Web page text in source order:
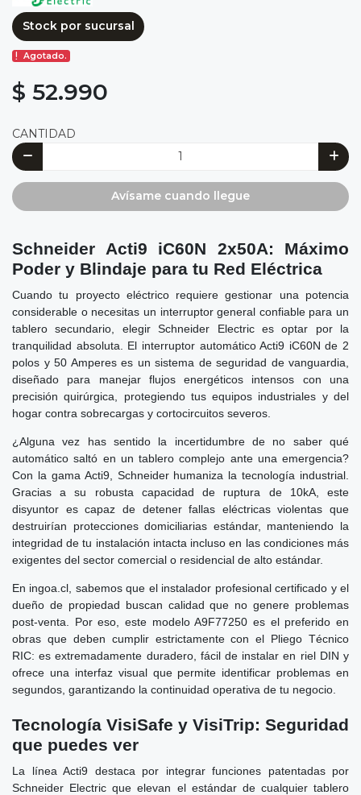
Stock por sucursal
Agotado.
$ 52.990
CANTIDAD
Avísame cuando llegue
Schneider Acti9 iC60N 2x50A: Máximo
Poder y Blindaje para tu Red Eléctrica
Cuando tu proyecto eléctrico requiere gestionar una potencia
considerable o necesitas un interruptor general confiable para un
tablero secundario, elegir Schneider Electric es optar por la
tranquilidad absoluta. El interruptor automático Acti9 iC60N de 2
polos y 50 Amperes es un sistema de seguridad de vanguardia,
diseñado para manejar flujos energéticos intensos con una
precisión quirúrgica, protegiendo tus equipos industriales y del
hogar contra sobrecargas y cortocircuitos severos.
¿Alguna vez has sentido la incertidumbre de no saber qué
automático saltó en un tablero complejo ante una emergencia?
Con la gama Acti9, Schneider humaniza la tecnología industrial.
Gracias a su robusta capacidad de ruptura de 10kA, este
disyuntor es capaz de detener fallas eléctricas violentas que
destruirían protecciones domiciliarias estándar, manteniendo la
integridad de tu instalación intacta incluso en las condiciones más
exigentes del sector comercial o residencial de alto estándar.
En ingoa.cl, sabemos que el instalador profesional certificado y el
dueño de propiedad buscan calidad que no genere problemas
post-venta. Por eso, este modelo A9F77250 es el preferido en
obras que deben cumplir estrictamente con el Pliego Técnico
RIC: es extremadamente duradero, fácil de instalar en riel DIN y
ofrece una interfaz visual que permite identificar problemas en
segundos, garantizando la continuidad operativa de tu negocio.
Tecnología VisiSafe y VisiTrip: Seguridad
que puedes ver
La línea Acti9 destaca por integrar funciones patentadas por
Schneider Electric que elevan el estándar de cualquier tablero